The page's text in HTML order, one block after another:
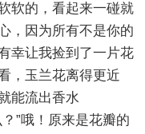
软的，看起来一碰就
，因为所有不是你的
幸让我捡到了一片花
，玉兰花离得更近
能流出香水
”哦！原来是花瓣的